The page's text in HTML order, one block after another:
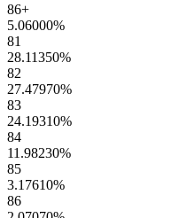
86+
5.06000%
81
28.11350%
82
27.47970%
83
24.19310%
84
11.98230%
85
3.17610%
86